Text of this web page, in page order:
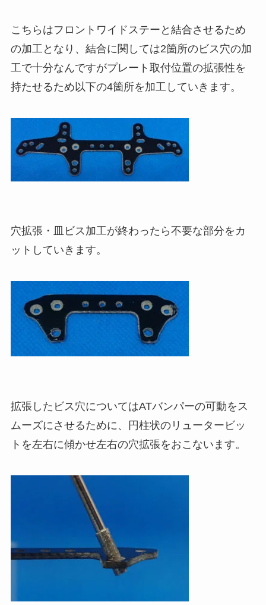
こちらはフロントワイドステーと結合させるため
の加工となり、結合に関しては2箇所のビス穴の加
工で十分なんですがプレート取付位置の拡張性を
持たせるため以下の4箇所を加工していきます。
穴拡張・皿ビス加工が終わったら不要な部分をカ
ットしていきます。
拡張したビス穴についてはATバンパーの可動をス
ムーズにさせるために、円柱状のリュータービッ
トを左右に傾かせ左右の穴拡張をおこないます。